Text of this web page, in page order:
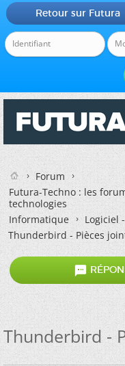
Retour sur Futura
Forum
Futura-Techno : les
technologies
Informatique
Logiciel
Thunderbird - Pièces

Thunderbird -